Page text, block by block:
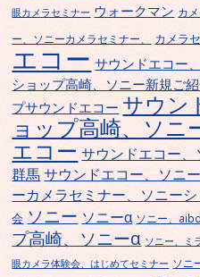
眼カメラセミナー ウォークマン カ
ー、ソニーカメラセミナー、
カメラ
エコー サウンドエコー
ショップ高崎、ソニー新規ご
プサウンドエコー サウン
ョップ高崎、ソニ
エコー サウンドエコー
群馬 サウンドエコー、ソニ
ーカメラセミナー、ソニー
会 ソニー ソニーα ソニー、aibo
プ高崎、ソニーα ソニー、ミ
眼カメラ体験会、はじめてセミナー ソニ